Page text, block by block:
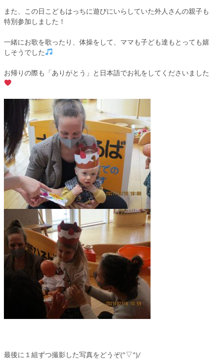
また、この日こどもはっちに遊びにいらしていた外人さんの親子も
特別参加しました！
一緒にお歌を歌ったり、体操をして、ママも子ども達もとっても嬉
しそうでした
お帰りの際も「ありがとう」と日本語でお礼をしてくださいました
最後に１組ずつ撮影した写真をどうぞ(^▽^)/